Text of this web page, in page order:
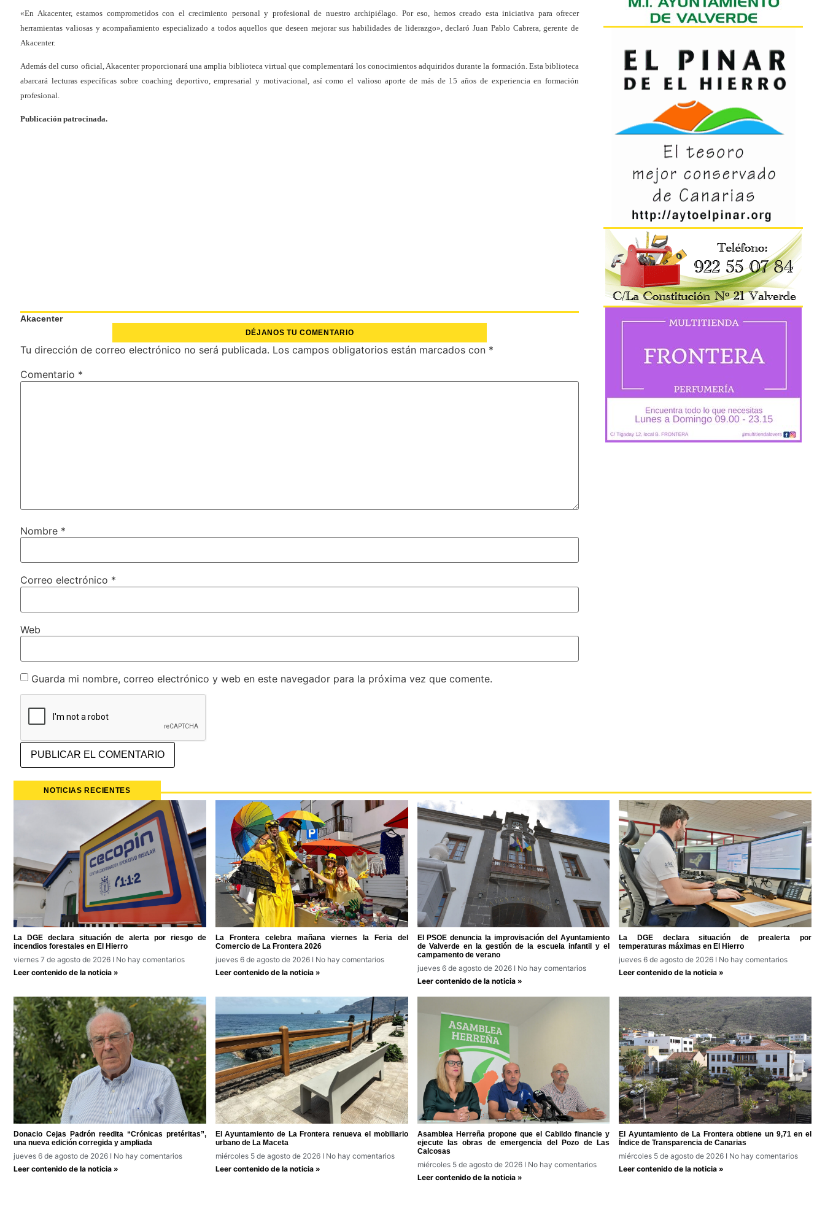
«En Akacenter, estamos comprometidos con el crecimiento personal y profesional de nuestro archipiélago. Por eso, hemos creado esta iniciativa para ofrecer
herramientas valiosas y acompañamiento especializado a todos aquellos que deseen mejorar sus habilidades de liderazgo», declaró Juan Pablo Cabrera, gerente de
Akacenter.
Además del curso oficial, Akacenter proporcionará una amplia biblioteca virtual que complementará los conocimientos adquiridos durante la formación. Esta biblioteca
abarcará lecturas específicas sobre coaching deportivo, empresarial y motivacional, así como el valioso aporte de más de 15 años de experiencia en formación
profesional.
Publicación patrocinada.
Akacenter
DÉJANOS TU COMENTARIO
Tu dirección de correo electrónico no será publicada. Los campos obligatorios están marcados con *
Comentario *
Nombre *
Correo electrónico *
Web
Guarda mi nombre, correo electrónico y web en este navegador para la próxima vez que comente.
NOTICIAS RECIENTES
La DGE declara situación de alerta por riesgo de
incendios forestales en El Hierro
viernes 7 de agosto de 2026
No hay comentarios
Leer contenido de la noticia »
La Frontera celebra mañana viernes la Feria del
Comercio de La Frontera 2026
jueves 6 de agosto de 2026
No hay comentarios
Leer contenido de la noticia »
El PSOE denuncia la improvisación del Ayuntamiento
de Valverde en la gestión de la escuela infantil y el
campamento de verano
jueves 6 de agosto de 2026
No hay comentarios
Leer contenido de la noticia »
La DGE declara situación de prealerta por
temperaturas máximas en El Hierro
jueves 6 de agosto de 2026
No hay comentarios
Leer contenido de la noticia »
Donacio Cejas Padrón reedita “Crónicas pretéritas”,
una nueva edición corregida y ampliada
jueves 6 de agosto de 2026
No hay comentarios
Leer contenido de la noticia »
El Ayuntamiento de La Frontera renueva el mobiliario
urbano de La Maceta
miércoles 5 de agosto de 2026
No hay comentarios
Leer contenido de la noticia »
Asamblea Herreña propone que el Cabildo financie y
ejecute las obras de emergencia del Pozo de Las
Calcosas
miércoles 5 de agosto de 2026
No hay comentarios
Leer contenido de la noticia »
El Ayuntamiento de La Frontera obtiene un 9,71 en el
Índice de Transparencia de Canarias
miércoles 5 de agosto de 2026
No hay comentarios
Leer contenido de la noticia »